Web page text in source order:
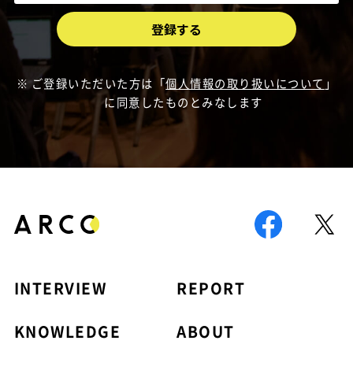
ご登録いただいた方は「個人情報の取り扱いについて 」
に同意したものとみなします
INTERVIEW
REPORT
KNOWLEDGE
ABOUT